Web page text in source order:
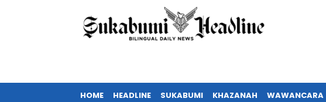
HOME HEADLINE SUKABUMI KHAZANAH WAWANCARA